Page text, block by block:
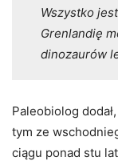
Wszystko
Grenlandię
dinozaurów
Paleobiolog
tym ze
ciągu ponad stu